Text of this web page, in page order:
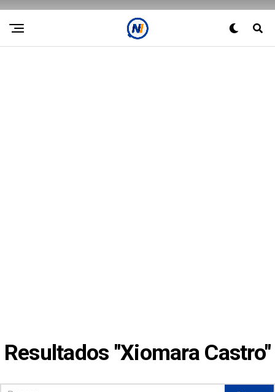
Resultados "Xiomara Castro"